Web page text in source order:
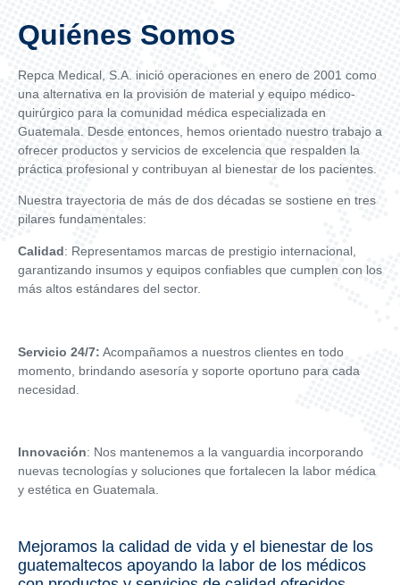
Quiénes Somos​
Repca Medical, S.A. inició operaciones en enero de 2001 como
una alternativa en la provisión de material y equipo médico-
quirúrgico para la comunidad médica especializada en
Guatemala. Desde entonces, hemos orientado nuestro trabajo a
ofrecer productos y servicios de excelencia que respalden la
práctica profesional y contribuyan al bienestar de los pacientes.
Nuestra trayectoria de más de dos décadas se sostiene en tres
pilares fundamentales:
Calidad: Representamos marcas de prestigio internacional,
garantizando insumos y equipos confiables que cumplen con los
más altos estándares del sector.
Servicio 24/7: Acompañamos a nuestros clientes en todo
momento, brindando asesoría y soporte oportuno para cada
necesidad.
Innovación: Nos mantenemos a la vanguardia incorporando
nuevas tecnologías y soluciones que fortalecen la labor médica
y estética en Guatemala.
Mejoramos la calidad de vida y el bienestar de los
guatemaltecos apoyando la labor de los médicos